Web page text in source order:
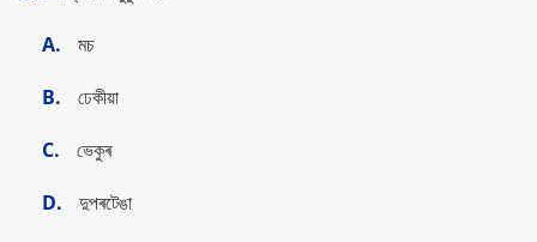
A.
মচ
B.
ঢেকীয়া
C.
ভেকুৰ
D.
দুপৰটেঙা